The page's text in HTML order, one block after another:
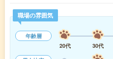
職場の雰囲気
年齢層
20代
30代